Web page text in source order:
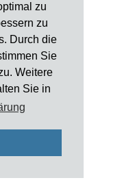
zu
zu
Durch die
Sie
Weitere
Sie in